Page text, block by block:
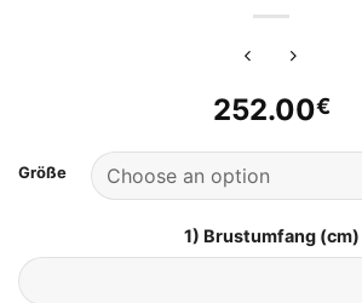
252.00€
Größe
1) Brustumfang (cm)